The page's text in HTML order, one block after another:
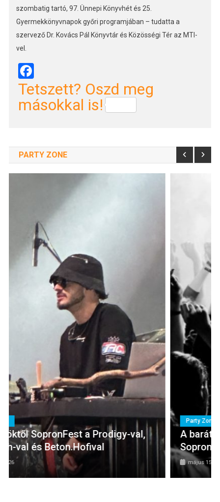
szombatig tartó, 97. Ünnepi Könyvhét és 25.
Gyermekkönyvnapok győri programjában – tudatta a
szervező Dr. Kovács Pál Könyvtár és Közösségi Tér az MTI-
vel.
Facebook
Tetszett? Oszd meg
másokkal is!
PARTY ZONE
Party Zone
A barátság lesz a témája az idei
SopronFestnek
május 15, 2026